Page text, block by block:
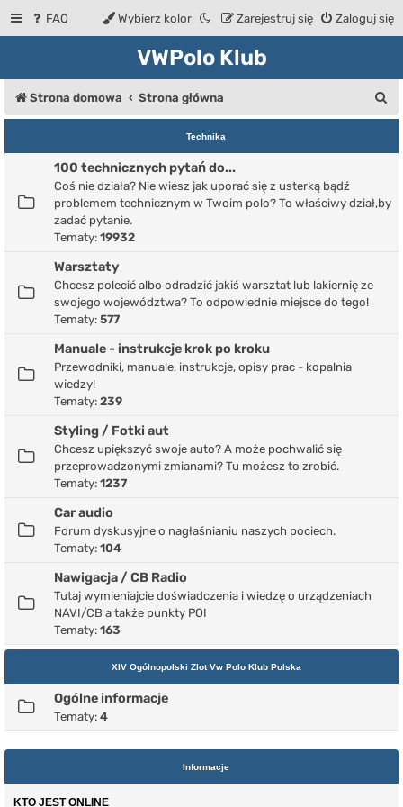
FAQ Zaloguj się
Zarejestruj się
Wybierz kolor
VWPolo Klub
Strona domowa Strona główna
z
a
Technika
100 technicznych pytań do...
Coś nie działa? Nie wiesz jak uporać się z usterką bądź
problemem technicznym w Twoim polo? To właściwy dział,by
zadać pytanie.
Tematy: 19932
Warsztaty
Chcesz polecić albo odradzić jakiś warsztat lub lakiernię ze
swojego województwa? To odpowiednie miejsce do tego!
Tematy: 577
Manuale - instrukcje krok po kroku
Przewodniki, manuale, instrukcje, opisy prac - kopalnia
wiedzy!
Tematy: 239
Styling / Fotki aut
Chcesz upiększyć swoje auto? A może pochwalić się
przeprowadzonymi zmianami? Tu możesz to zrobić.
Tematy: 1237
Car audio
Forum dyskusyjne o nagłaśnianiu naszych pociech.
Tematy: 104
Nawigacja / CB Radio
Tutaj wymieniajcie doświadczenia i wiedzę o urządzeniach
NAVI/CB a także punkty POI
Tematy: 163
XIV Ogólnopolski Zlot Vw Polo Klub Polska
Ogólne informacje
Tematy: 4
Informacje
KTO JEST ONLINE